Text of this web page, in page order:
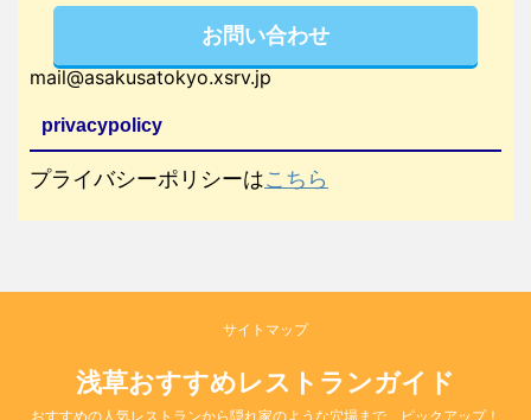
お問い合わせ
mail@asakusatokyo.xsrv.jp
privacypolicy
プライバシーポリシーはこちら
サイトマップ
浅草おすすめレストランガイド
おすすめの人気レストランから隠れ家のような穴場まで、ピックアップ！